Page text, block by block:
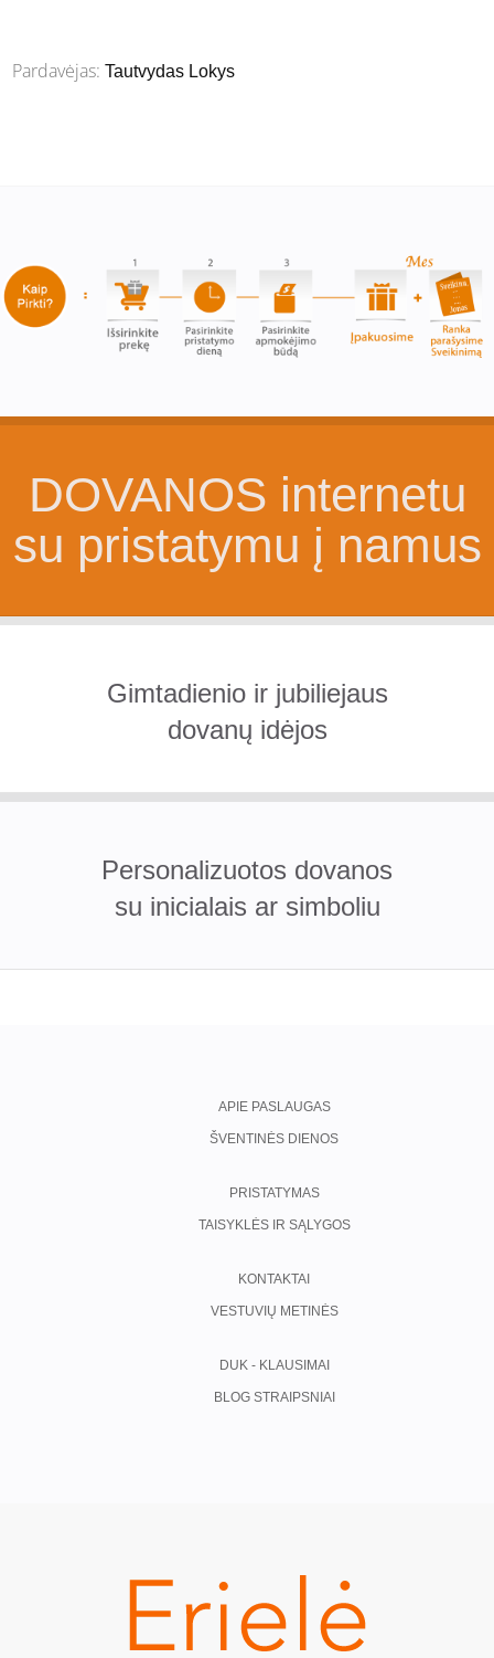
Pardavėjas:Tautvydas Lokys
DOVANOS internetu
su pristatymu į namus
Gimtadienio ir jubiliejaus
dovanų idėjos
Personalizuotos dovanos
su inicialais ar simboliu
APIE PASLAUGAS
ŠVENTINĖS DIENOS
PRISTATYMAS
TAISYKLĖS IR SĄLYGOS
KONTAKTAI
VESTUVIŲ METINĖS
DUK - KLAUSIMAI
BLOG STRAIPSNIAI